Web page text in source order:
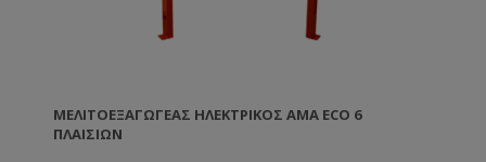
ΜΕΛΙΤΟΕΞΑΓΩΓΈΑΣ ΗΛΕΚΤΡΙΚΌΣ AMA ECO 6
ΠΛΑΙΣΊΩΝ